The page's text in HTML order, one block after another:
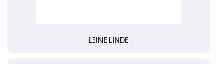
LEINE LINDE